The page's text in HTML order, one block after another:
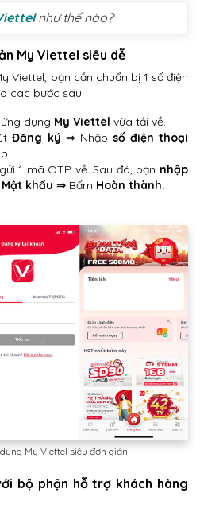
như thế nào?
My Viettel siêu dễ
Viettel, bạn cần chuẩn bị 1 số điện
các bước sau:
dụng My Viettel vừa tải về.
Đăng ký ⇒ Nhập số điện thoại
1 mã OTP về. Sau đó, bạn nhập
Mật khẩu ⇒ Bấm Hoàn thành.
My Viettel siêu đơn giản
bộ phận hỗ trợ khách hàng